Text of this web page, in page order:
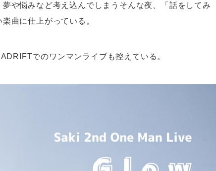
や悩みなど考え込んでしまうそんな夜、「話をしてみ
曲に仕上がっている。
でのワンマンライブも控えている。